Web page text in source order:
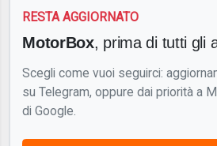
RESTA AGGIORNATO
MotorBox, prima di tutti gli
Scegli come vuoi seguirci:
su Telegram, oppure dai priorità a
di Google.